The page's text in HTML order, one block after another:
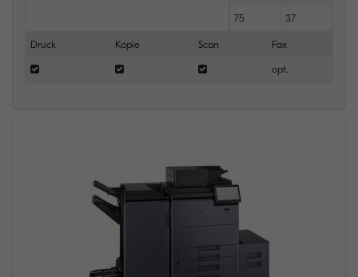
75 37
Druck Kopie Scan Fax
opt.